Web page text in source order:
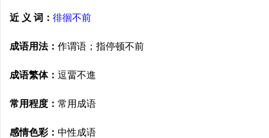
近 义 词： 徘徊不前
成语用法： 作谓语；指停顿不前
成语繁体： 逗畱不進
常用程度： 常用成语
感情色彩： 中性成语